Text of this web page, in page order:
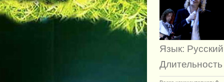
Язык: Русский